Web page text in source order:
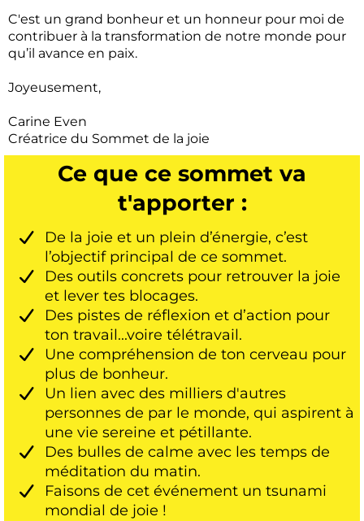
C'est un grand bonheur et un honneur pour moi de
contribuer à la transformation de notre monde pour
qu’il avance en paix.
Joyeusement,
Carine Even
Créatrice du Sommet de la joie
Ce que ce sommet va
t'apporter :
De la joie et un plein d’énergie, c’est
l’objectif principal de ce sommet.
Des outils concrets pour retrouver la joie
et lever tes blocages.
Des pistes de réflexion et d’action pour
ton travail...voire télétravail.
Une compréhension de ton cerveau pour
plus de bonheur.
Un lien avec des milliers d'autres
personnes de par le monde, qui aspirent à
une vie sereine et pétillante.
Des bulles de calme avec les temps de
méditation du matin.
Faisons de cet événement un tsunami
mondial de joie !